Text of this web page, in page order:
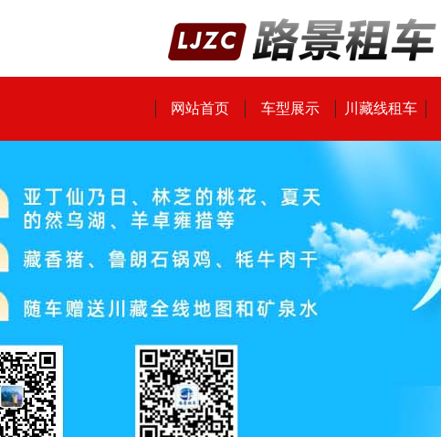
网站首页 车型展示 川藏线租车